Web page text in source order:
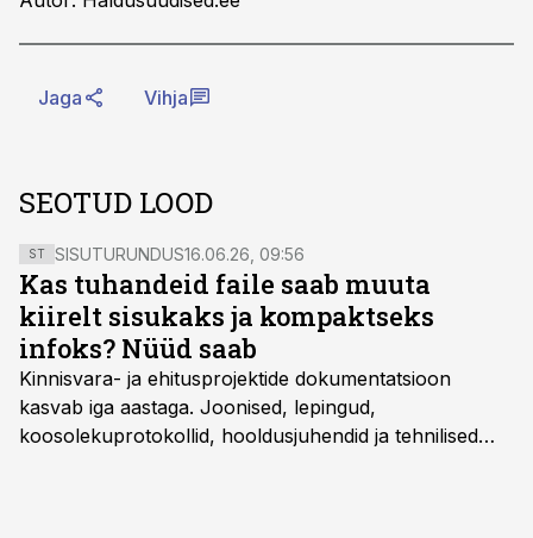
Jaga Vihja
SEOTUD LOOD
ST SISUTURUNDUS16.06.26, 09:56
Kas tuhandeid faile saab muuta
kiirelt sisukaks ja kompaktseks
infoks? Nüüd saab
Kinnisvara- ja ehitusprojektide dokumentatsioon
kasvab iga aastaga. Joonised, lepingud,
koosolekuprotokollid, hooldusjuhendid ja tehnilised